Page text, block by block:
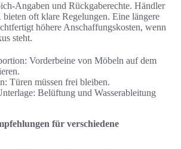
Angaben und Rückgaberechte. Händler
oft klare Regelungen. Eine längere
höhere Anschaffungskosten, wenn
steht.
Vorderbeine von Möbeln auf dem
Türen müssen frei bleiben.
Belüftung und Wasserableitung
für verschiedene